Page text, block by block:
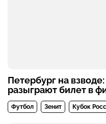
Петербург на
разыграют билет в
Футбол Зенит Кубок